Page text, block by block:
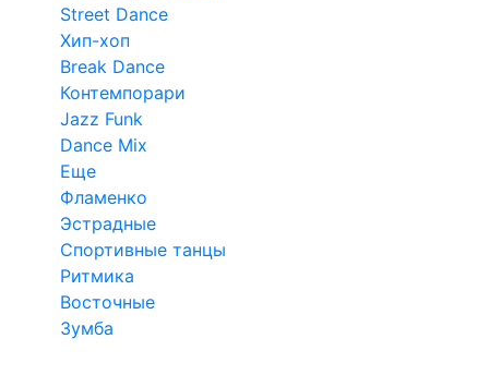
Street Dance
Хип-хоп
Break Dance
Контемпорари
Jazz Funk
Dance Mix
Еще
Фламенко
Эстрадные
Спортивные танцы
Ритмика
Восточные
Зумба